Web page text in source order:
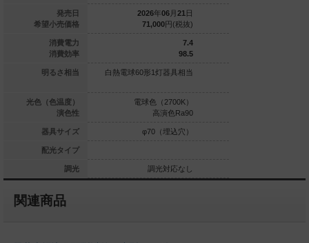
発売日
希望小売価格
消費電力
消費効率
明るさ相当
光色（色温度）
演色性
器具サイズ
配光タイプ
調光
円(税抜)
14.8
97.4
形2灯器具相当
色（2700K）
φ70（埋込穴）
2026年06 月 21 日
71,000円(税抜)
7.4
98.5
白熱電球60形1灯器具相当
電球色（2700K）
高演色Ra90
φ70（埋込穴）
調光対応なし
関連商品